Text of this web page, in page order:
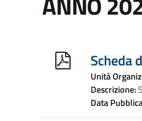
Scheda
Unità
Descrizione:
Data